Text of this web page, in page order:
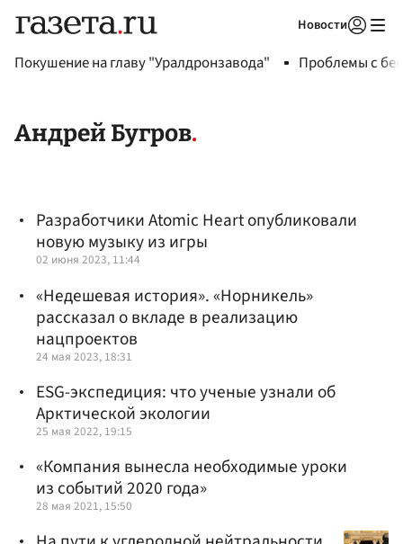
Новости
Покушение на главу "Уралдронзавода" Проблемы с
Андрей Бугров
Разработчики Atomic Heart опубликовали
новую музыку из игры
02 июня 2023, 11:44
«Недешевая история». «Норникель»
рассказал о вкладе в реализацию
нацпроектов
24 мая 2023, 18:31
ESG-экспедиция: что ученые узнали об
Арктической экологии
25 мая 2022, 19:15
«Компания вынесла необходимые уроки
из событий 2020 года»
28 мая 2021, 15:50